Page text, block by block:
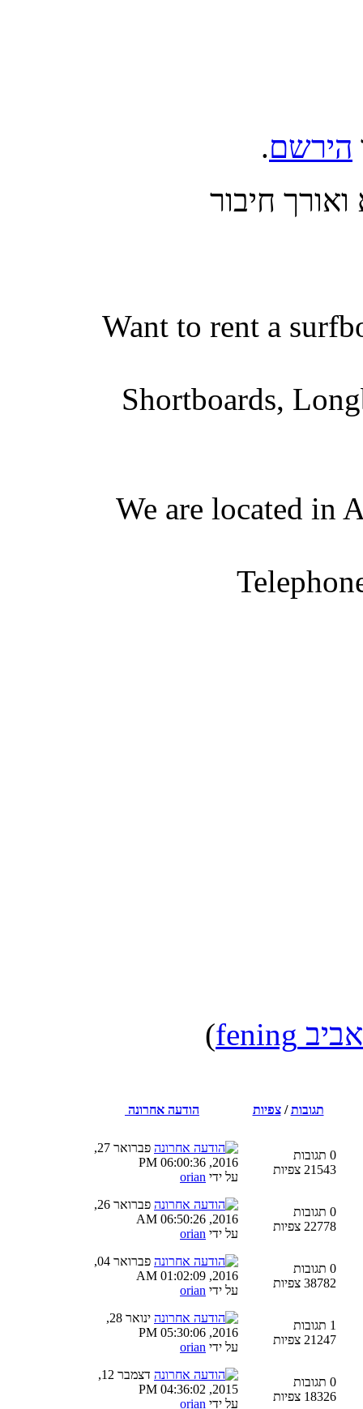
הירשם.
חיבור
Want to rent a
Shortboards,
We are located in
אביב fening )
תגובות/צפיות הודעה אחרונה
0 תגובות
21543 צפיות
פברואר 27,
2016, 06:00:36 PM
על ידי orian
0 תגובות
22778 צפיות
פברואר 26,
2016, 06:50:26 AM
על ידי orian
0 תגובות
38782 צפיות
פברואר 04,
2016, 01:02:09 AM
על ידי orian
1 תגובות
21247 צפיות
ינואר 28,
2016, 05:30:06 PM
על ידי orian
0 תגובות
18326 צפיות
דצמבר 12,
2015, 04:36:02 PM
על ידי orian